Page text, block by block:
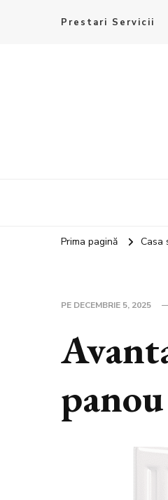
Prestari Servicii
Prima pagină Casa
PE DECEMBRIE 5, 2025